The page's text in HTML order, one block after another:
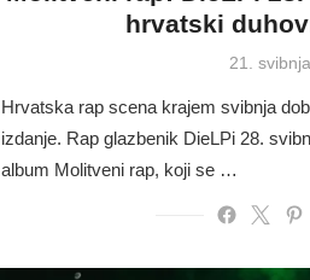
hrvatski
Posted
21.
Hrvatska rap scena krajem svibnja
izdanje. Rap glazbenik DieLPi 28.
album Molitveni rap, koji se …